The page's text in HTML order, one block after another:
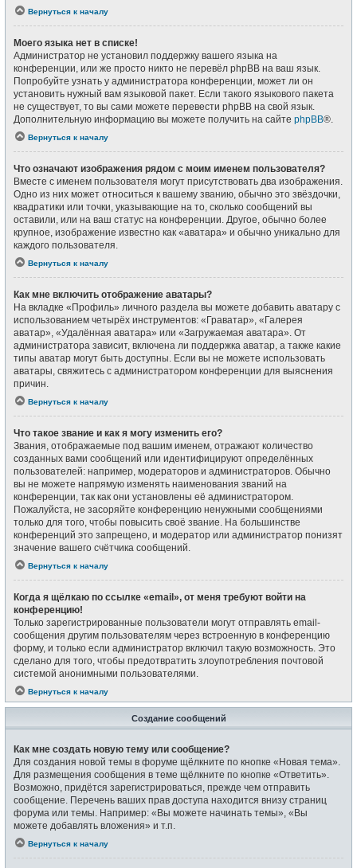
Вернуться к началу
Моего языка нет в списке!
Администратор не установил поддержку вашего языка на
конференции, или же просто никто не перевёл phpBB на ваш язык.
Попробуйте узнать у администратора конференции, может ли он
установить нужный вам языковой пакет. Если такого языкового пакета
не существует, то вы сами можете перевести phpBB на свой язык.
Дополнительную информацию вы можете получить на сайте phpBB®.
Вернуться к началу
Что означают изображения рядом с моим именем пользователя?
Вместе с именем пользователя могут присутствовать два изображения.
Одно из них может относиться к вашему званию, обычно это звёздочки,
квадратики или точки, указывающие на то, сколько сообщений вы
оставили, или на ваш статус на конференции. Другое, обычно более
крупное, изображение известно как «аватара» и обычно уникально для
каждого пользователя.
Вернуться к началу
Как мне включить отображение аватары?
На вкладке «Профиль» личного раздела вы можете добавить аватару с
использованием четырёх инструментов: «Граватар», «Галерея
аватар», «Удалённая аватара» или «Загружаемая аватара». От
администратора зависит, включена ли поддержка аватар, а также какие
типы аватар могут быть доступны. Если вы не можете использовать
аватары, свяжитесь с администратором конференции для выяснения
причин.
Вернуться к началу
Что такое звание и как я могу изменить его?
Звания, отображаемые под вашим именем, отражают количество
созданных вами сообщений или идентифицируют определённых
пользователей: например, модераторов и администраторов. Обычно
вы не можете напрямую изменять наименования званий на
конференции, так как они установлены её администратором.
Пожалуйста, не засоряйте конференцию ненужными сообщениями
только для того, чтобы повысить своё звание. На большинстве
конференций это запрещено, и модератор или администратор понизят
значение вашего счётчика сообщений.
Вернуться к началу
Когда я щёлкаю по ссылке «email», от меня требуют войти на
конференцию!
Только зарегистрированные пользователи могут отправлять email-
сообщения другим пользователям через встроенную в конференцию
форму, и только если администратор включил такую возможность. Это
сделано для того, чтобы предотвратить злоупотребления почтовой
системой анонимными пользователями.
Вернуться к началу
Создание сообщений
Как мне создать новую тему или сообщение?
Для создания новой темы в форуме щёлкните по кнопке «Новая тема».
Для размещения сообщения в теме щёлкните по кнопке «Ответить».
Возможно, придётся зарегистрироваться, прежде чем отправить
сообщение. Перечень ваших прав доступа находится внизу страниц
форума или темы. Например: «Вы можете начинать темы», «Вы
можете добавлять вложения» и т.п.
Вернуться к началу